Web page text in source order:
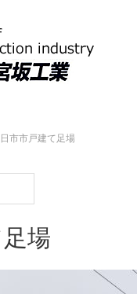
市市戸建て足場
場